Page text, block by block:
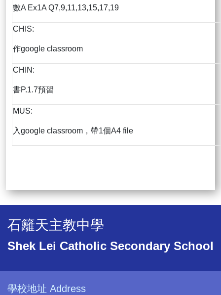
數A Ex1A Q7,9,11,13,15,17,19
CHIS:
作google classroom
CHIN:
書P.1.7預習
MUS:
入google classroom，帶1個A4 file
石籬天主教中學
Shek Lei Catholic Secondary School
學校地址 Address